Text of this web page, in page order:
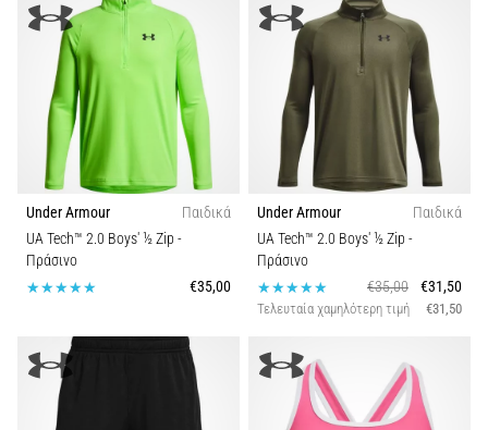
Under Armour
Παιδικά
UA Tech™ 2.0 Boys' ½ Zip -
Πράσινο
€35,00
Under Armour
Παιδικά
UA Tech™ 2.0 Boys' ½ Zip -
Πράσινο
€35,00
€31,50
Τελευταία χαμηλότερη τιμή €31,50